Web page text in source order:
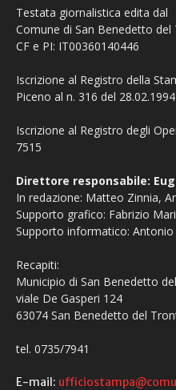
Testata giornalistica edita dal
Comune di San Benedetto del
CF e PI: IT00360140446
Iscrizione al Registro della
Piceno al n. 316 del 28.02.1994
Iscrizione al Registro degli
7515
Direttore responsabile:
In redazione: Matteo Zinnia,
Supporto grafico: Fabrizio
Supporto informatico: Antonio
Recapiti:
Municipio di San Benedetto
viale De Gasperi 124
63074 San Benedetto del
tel. 0735/7941
E-mail: